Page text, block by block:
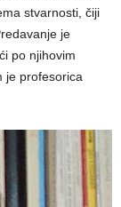
stvarnosti, čiji
je
po njihovim
je profesorica